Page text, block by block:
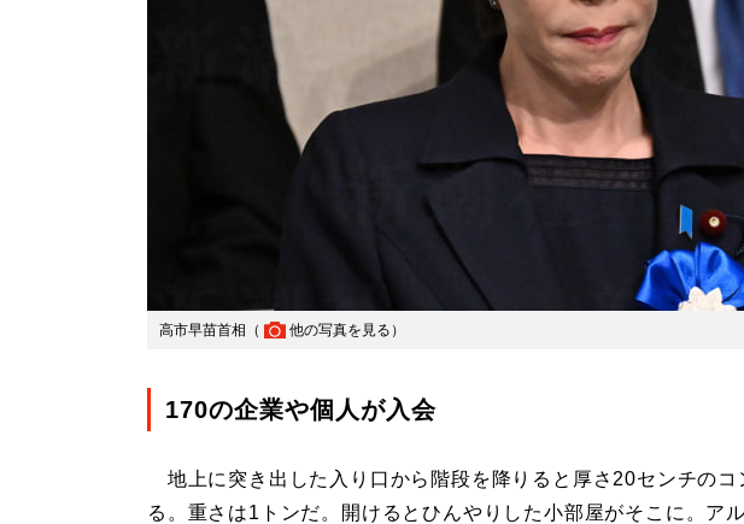
高市早苗首相（ 他の写真を見る ）
170の企業や個人が入会
地上に突き出した入り口から階段を降りると厚さ20センチのコ
る。重さは1トンだ。開けるとひんやりした小部屋がそこに。ア